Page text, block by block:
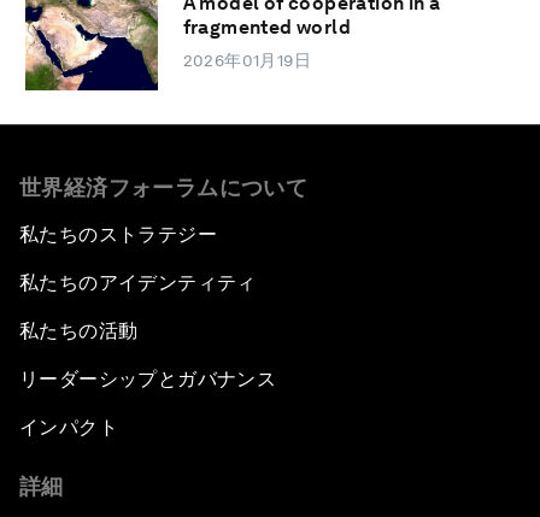
fragmented world
2026年01月19日
世界経済フォーラムについて
私たちのストラテジー
私たちのアイデンティティ
私たちの活動
リーダーシップとガバナンス
インパクト
詳細